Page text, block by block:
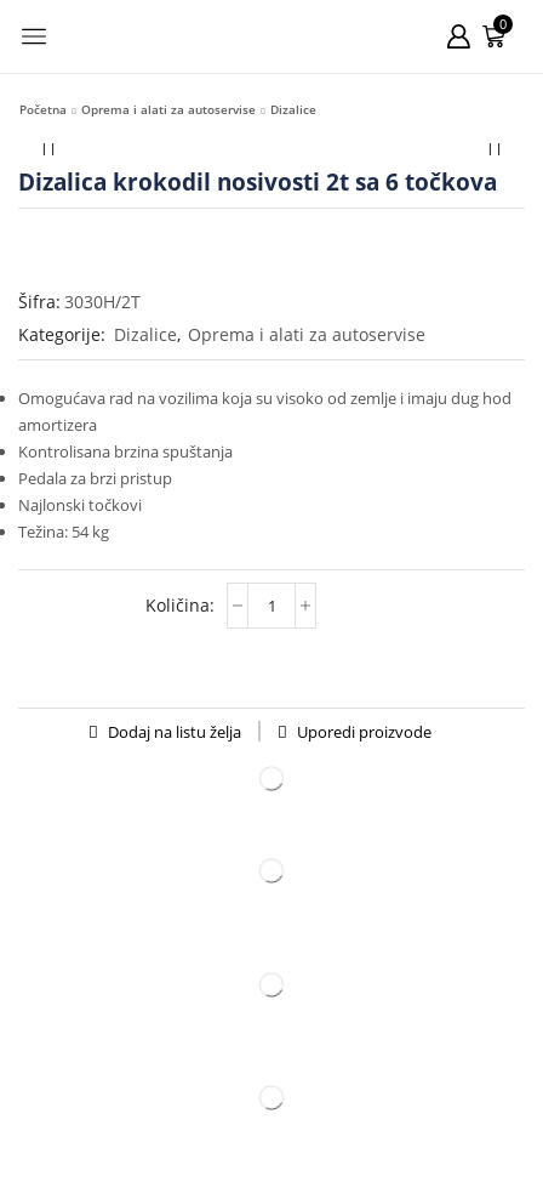
0
Početna Oprema i alati za autoservise Dizalice
Dizalica krokodil nosivosti 2t sa 6 točkova
Šifra: 3030H/2T
Kategorije: Dizalice, Oprema i alati za autoservise
Omogućava rad na vozilima koja su visoko od zemlje i imaju dug hod
amortizera
Kontrolisana brzina spuštanja
Pedala za brzi pristup
Najlonski točkovi
Težina: 54 kg
Dodaj na listu želja Uporedi proizvode